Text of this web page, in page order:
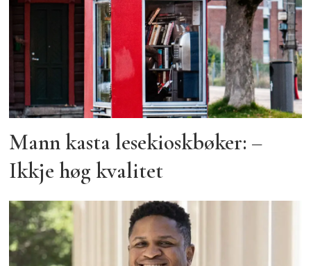
Mann kasta lesekioskbøker: –
Ikkje høg kvalitet